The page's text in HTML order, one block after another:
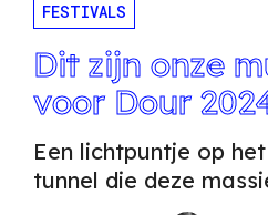
FESTIVALS
Dit zijn onze
voor Dour
Een lichtpuntje op
tunnel die deze